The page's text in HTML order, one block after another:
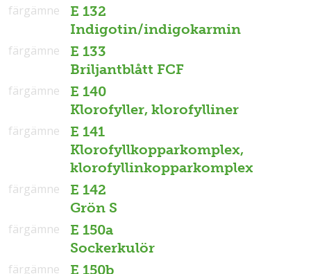
E 132
Indigotin/indigokarmin
färgämne
E 133
Briljantblått FCF
färgämne
E 140
Klorofyller, klorofylliner
färgämne
E 141
Klorofyllkopparkomplex,
klorofyllinkopparkomplex
färgämne
E 142
Grön S
färgämne
E 150a
Sockerkulör
färgämne
E 150b
färgämne